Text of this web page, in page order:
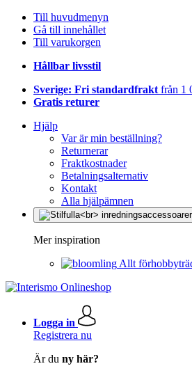
Till huvudmenyn
Gå till innehållet
Till varukorgen
Hållbar livsstil
Sverige: Fri standardfrakt från 1
Gratis returer
Hjälp
Var är min beställning?
Returnerar
Fraktkostnader
Betalningsalternativ
Kontakt
Alla hjälpämnen
Mer inspiration
Allt
Logga in
Registrera nu
Är du ny här?